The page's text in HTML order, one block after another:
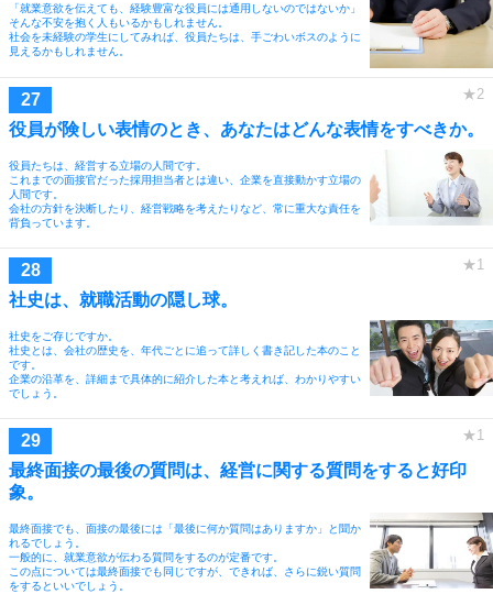
「就業意欲を伝えても、経験豊富な役員には通用しないのではないか」
そんな不安を抱く人もいるかもしれません。
社会を未経験の学生にしてみれば、役員たちは、手ごわいボスのように
見えるかもしれません。
役員が険しい表情のとき、あなたはどんな表情をすべきか。
役員たちは、経営する立場の人間です。
これまでの面接官だった採用担当者とは違い、企業を直接動かす立場の
人間です。
会社の方針を決断したり、経営戦略を考えたりなど、常に重大な責任を
背負っています。
社史は、就職活動の隠し球。
社史をご存じですか。
社史とは、会社の歴史を、年代ごとに追って詳しく書き記した本のこと
です。
企業の沿革を、詳細まで具体的に紹介した本と考えれば、わかりやすい
でしょう。
最終面接の最後の質問は、経営に関する質問をすると好印
象。
最終面接でも、面接の最後には「最後に何か質問はありますか」と聞か
れるでしょう。
一般的に、就業意欲が伝わる質問をするのが定番です。
この点については最終面接でも同じですが、できれば、さらに鋭い質問
をするといいでしょう。